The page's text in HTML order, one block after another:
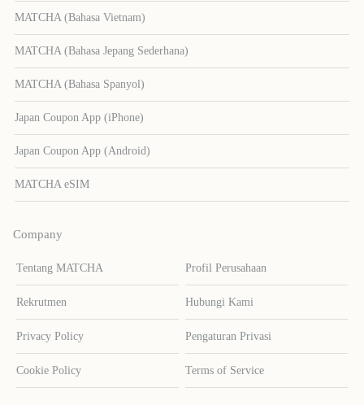
MATCHA (Bahasa Vietnam)
MATCHA (Bahasa Jepang Sederhana)
MATCHA (Bahasa Spanyol)
Japan Coupon App (iPhone)
Japan Coupon App (Android)
MATCHA eSIM
Company
Tentang MATCHA Profil Perusahaan
Rekrutmen Hubungi Kami
Privacy Policy Pengaturan Privasi
Cookie Policy Terms of Service